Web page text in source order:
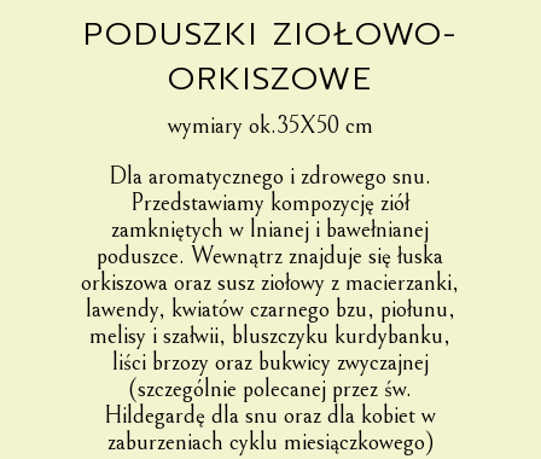
PODUSZKI ZIOŁOWO-
ORKISZOWE
wymiary ok.35X50 cm
Dla aromatycznego i zdrowego snu.
Przedstawiamy kompozycję ziół
zamkniętych w lnianej i bawełnianej
poduszce. Wewnątrz znajduje się łuska
orkiszowa oraz susz ziołowy z macierzanki,
lawendy, kwiatów czarnego bzu, piołunu,
melisy i szałwii, bluszczyku kurdybanku,
liści brzozy oraz bukwicy zwyczajnej
(szczególnie polecanej przez św.
Hildegardę dla snu oraz dla kobiet w
zaburzeniach cyklu miesiączkowego)